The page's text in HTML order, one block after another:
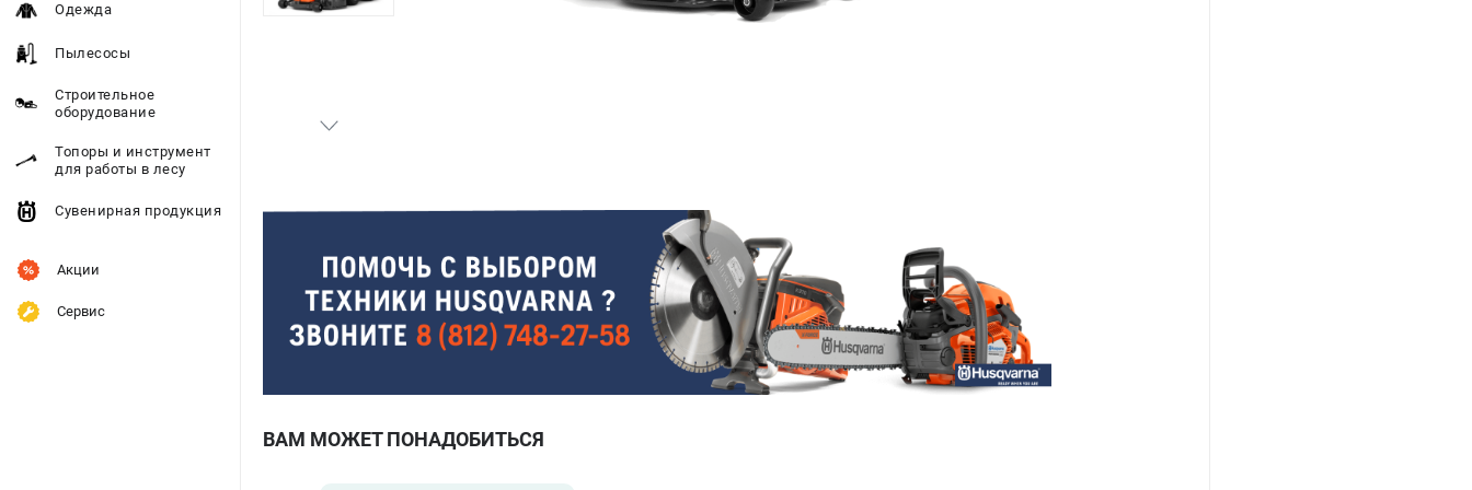
Одежда
Пылесосы
Строительное
оборудование
Топоры и инструмент
для работы в лесу
Сувенирная продукция
Акции
Сервис
ВАМ МОЖЕТ ПОНАДОБИТЬСЯ